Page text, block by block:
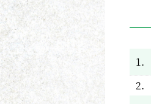
1.
2.